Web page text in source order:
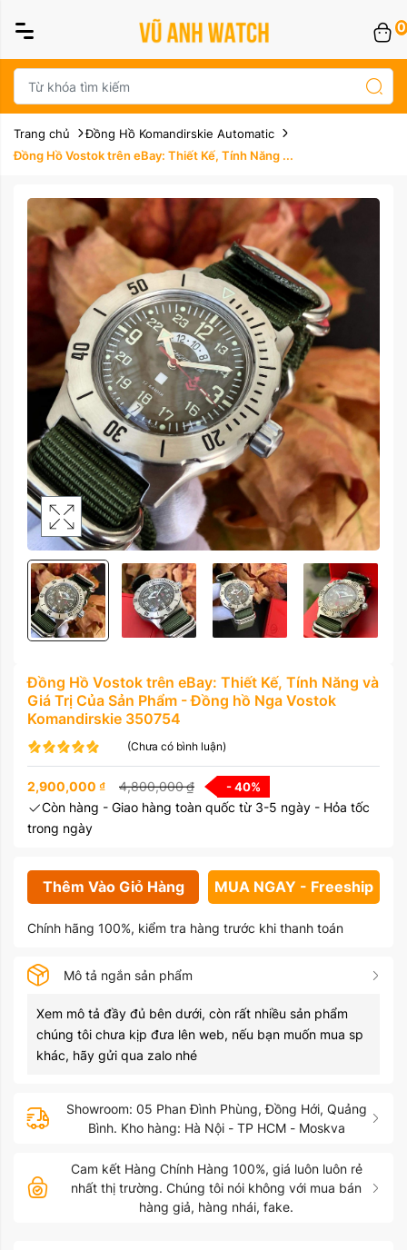
0
Trang chủ
Đồng Hồ Komandirskie Automatic
Đồng Hồ Vostok trên eBay: Thiết Kế, Tính Năng ...
Đồng Hồ Vostok trên eBay: Thiết Kế, Tính Năng và
Giá Trị Của Sản Phẩm - Đồng hồ Nga Vostok
Komandirskie 350754
(Chưa có bình luận)
2,900,000 ₫ 4,800,000₫ - 40%
Còn hàng - Giao hàng toàn quốc từ 3-5 ngày - Hỏa tốc
trong ngày
Thêm Vào Giỏ Hàng MUA NGAY - Freeship
Chính hãng 100%, kiểm tra hàng trước khi thanh toán
Mô tả ngắn sản phẩm
Xem mô tả đầy đủ bên dưới, còn rất nhiều sản phẩm
chúng tôi chưa kịp đưa lên web, nếu bạn muốn mua sp
khác, hãy gửi qua zalo nhé
Showroom: 05 Phan Đình Phùng, Đồng Hới, Quảng
Bình. Kho hàng: Hà Nội - TP HCM - Moskva
Cam kết Hàng Chính Hàng 100%, giá luôn luôn rẻ
nhất thị trường. Chúng tôi nói không với mua bán
hàng giả, hàng nhái, fake.